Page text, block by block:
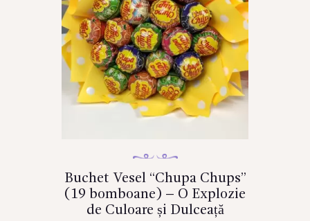
Buchet Vesel “Chupa Chups”
(19 bomboane) – O Explozie
de Culoare și Dulceață